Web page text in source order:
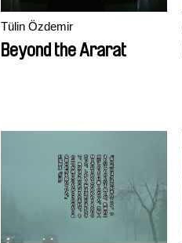
Tülin Özdemir
Beyond the Ararat